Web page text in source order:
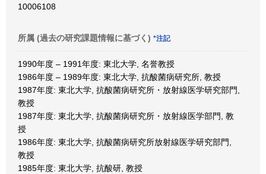
10006108
所属 (過去の研究課題情報に基づく) *注記
1990年度 – 1991年度: 東北大学, 名誉教授
1986年度 – 1989年度: 東北大学, 抗酸菌病研究所, 教授
1987年度: 東北大学, 抗酸菌病研究所・放射線医学研究部門,
教授
1987年度: 東北大学, 抗酸菌病研究所・放射線医学部門, 教
授
1986年度: 東北大学, 抗酸菌病研究所放射線医学研究部門,
教授
1985年度: 東北大学, 抗酸研, 教授